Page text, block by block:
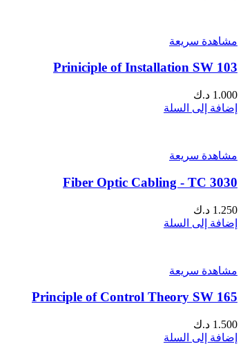
مشاهدة سريعة
Priniciple of Installation SW 103
1.000 د.ك
إضافة إلى السلة
مشاهدة سريعة
Fiber Optic Cabling - TC 3030
1.250 د.ك
إضافة إلى السلة
مشاهدة سريعة
Principle of Control Theory SW 165
1.500 د.ك
إضافة إلى السلة